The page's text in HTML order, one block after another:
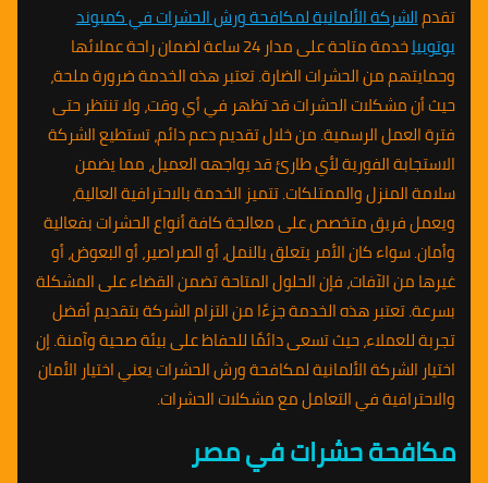
تقدمالشركة الألمانية لمكافحة ورش الحشرات في كمبوند
يوتوبيا
خدمة متاحة على مدار 24 ساعة لضمان راحة عملائها
وحمايتهم من الحشرات الضارة. تعتبر هذه الخدمة ضرورة ملحة،
حيث أن مشكلات الحشرات قد تظهر في أي وقت، ولا تنتظر حتى
فترة العمل الرسمية. من خلال تقديم دعم دائم، تستطيع الشركة
الاستجابة الفورية لأي طارئ قد يواجهه العميل، مما يضمن
سلامة المنزل والممتلكات. تتميز الخدمة بالاحترافية العالية،
ويعمل فريق متخصص على معالجة كافة أنواع الحشرات بفعالية
وأمان. سواء كان الأمر يتعلق بالنمل، أو الصراصير، أو البعوض، أو
غيرها من الآفات، فإن الحلول المتاحة تضمن القضاء على المشكلة
بسرعة. تعتبر هذه الخدمة جزءًا من التزام الشركة بتقديم أفضل
تجربة للعملاء، حيث تسعى دائمًا للحفاظ على بيئة صحية وآمنة. إن
اختيار الشركة الألمانية لمكافحة ورش الحشرات يعني اختيار الأمان
والاحترافية في التعامل مع مشكلات الحشرات.
مكافحة حشرات في مصر